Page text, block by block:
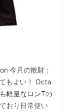
今月の散財：
もよい！ Octa
軽量なロンTの
おり日常使い